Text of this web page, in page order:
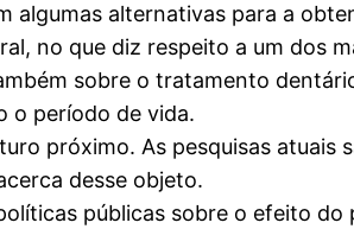
algumas alternativas para a
no que diz respeito a um dos
sobre o tratamento
o período de vida.
próximo. As pesquisas atuais
desse objeto.
públicas sobre o efeito